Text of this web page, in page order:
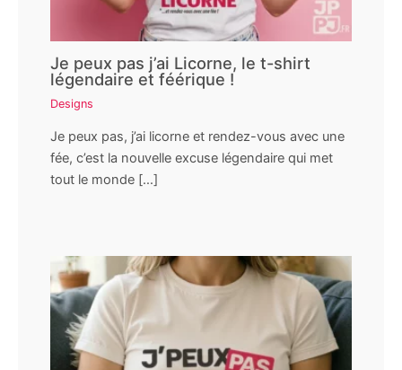
Je peux pas j’ai Licorne, le t-shirt
légendaire et féérique !
Designs
Je peux pas, j’ai licorne et rendez-vous avec une
fée, c’est la nouvelle excuse légendaire qui met
tout le monde […]